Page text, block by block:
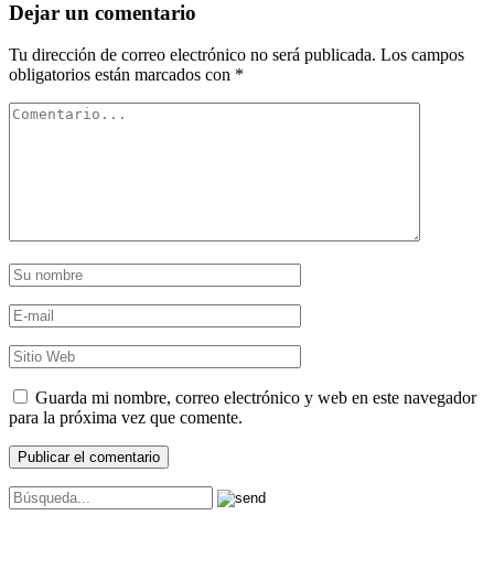
Dejar un comentario
Tu dirección de correo electrónico no será publicada. Los campos
obligatorios están marcados con *
Guarda mi nombre, correo electrónico y web en este navegador
para la próxima vez que comente.